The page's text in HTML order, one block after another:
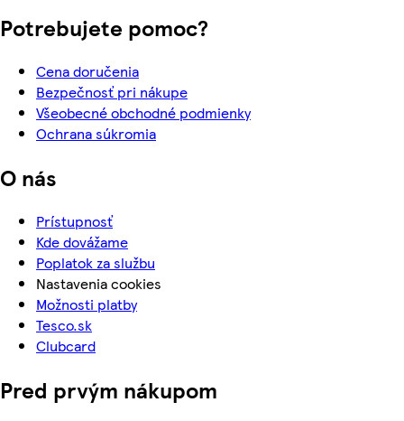
Potrebujete pomoc?
Cena doručenia
Bezpečnosť pri nákupe
Všeobecné obchodné podmienky
Ochrana súkromia
O nás
Prístupnosť
Kde dovážame
Poplatok za službu
Nastavenia cookies
Možnosti platby
Tesco.sk
Clubcard
Pred prvým nákupom